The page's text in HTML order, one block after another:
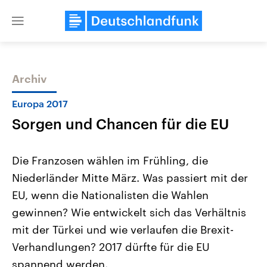
Close
Themen
Landtagswahl Sachsen-Anhalt
2026
Alle Informationen
Sachsen-Anhalt wählt am 6.
September 2026 einen neuen
Landtag. Seit 2021 wird das
Bundesland von einer Koalition aus
USA
Aktuelle Beiträge,
Hintergründe
Wirtschaftlich und
gehören die Vereinigten
Archiv
Europa 2017
Sorgen und Chancen für die EU
Die Franzosen wählen im Frühling, die
Niederländer Mitte März. Was passiert mit der
EU, wenn die Nationalisten die Wahlen
gewinnen? Wie entwickelt sich das Verhältnis
mit der Türkei und wie verlaufen die Brexit-
Verhandlungen? 2017 dürfte für die EU
spannend werden.